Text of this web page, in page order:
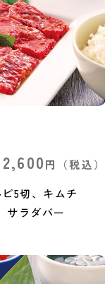
2,600円
（税込）
5切、キムチ
サラダバー